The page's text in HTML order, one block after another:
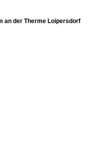
an der Therme Loipersdorf